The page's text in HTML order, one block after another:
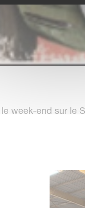
week-end sur le